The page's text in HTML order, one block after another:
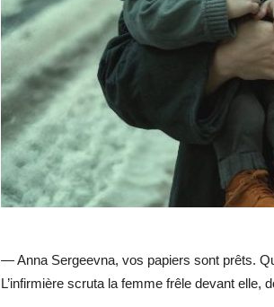
— Anna Sergeevna, vos papiers sont prêts.
L’infirmière scruta la femme frêle devant elle,